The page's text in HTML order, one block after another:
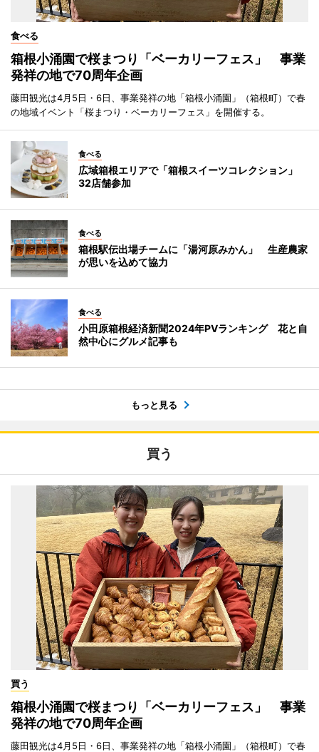
食べる
箱根小涌園で桜まつり「ベーカリーフェス」 事業
発祥の地で70周年企画
藤田観光は4月5日・6日、事業発祥の地「箱根小涌園」（箱根町）で春
の地域イベント「桜まつり・ベーカリーフェス」を開催する。
食べる
広域箱根エリアで「箱根スイーツコレクション」
32店舗参加
食べる
箱根駅伝出場チームに「湯河原みかん」 生産農家
が思いを込めて協力
食べる
小田原箱根経済新聞2024年PVランキング 花と自
然中心にグルメ記事も
もっと見る
買う
買う
箱根小涌園で桜まつり「ベーカリーフェス」 事業
発祥の地で70周年企画
藤田観光は4月5日・6日、事業発祥の地「箱根小涌園」（箱根町）で春